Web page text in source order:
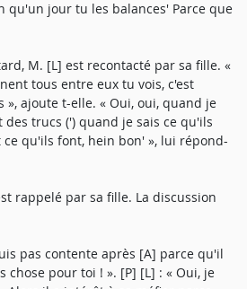
qu'un jour tu les balances' Parce que
M. [L] est recontacté par sa fille. «
tous entre eux tu vois, c'est
», ajoute t-elle. « Oui, oui, quand je
des trucs (') quand je sais ce qu'ils
qu'ils font, hein bon' », lui répond-
rappelé par sa fille. La discussion
pas contente après [A] parce qu'il
pour toi ! ». [P] [L] : « Oui, je